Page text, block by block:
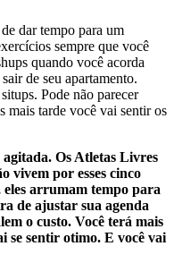
dar tempo para um
sempre que você
quando você acorda
de seu apartamento.
Pode não parecer
mais tarde você vai sentir os
agitada. Os Atletas Livres
vivem por esses cinco
arrumam tempo para
de ajustar sua agenda
o custo. Você terá mais
se sentir otimo. E você vai